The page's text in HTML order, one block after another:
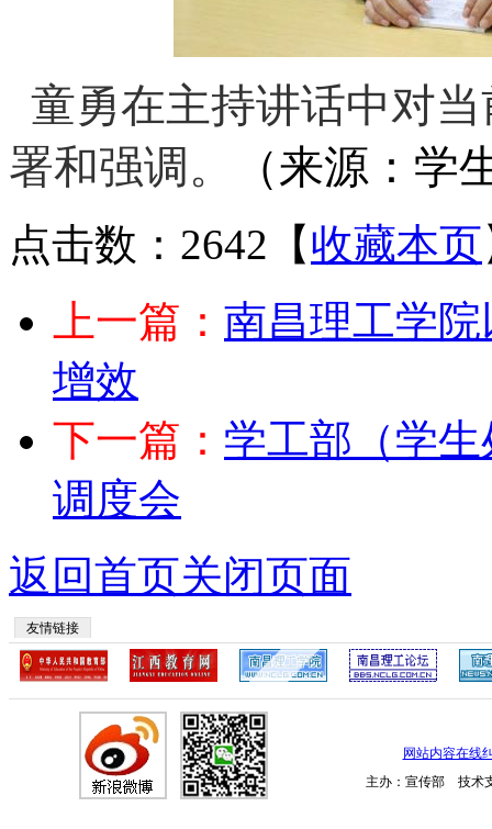
童勇在主持讲话中对
署和强调。
（来源：学
点击数：2642 【收藏本页
上一篇： 南昌理工学
增效
下一篇： 学工部（学
调度会
返回首页关闭页面
友情链接
网站内容在线
主办：宣传部 技术